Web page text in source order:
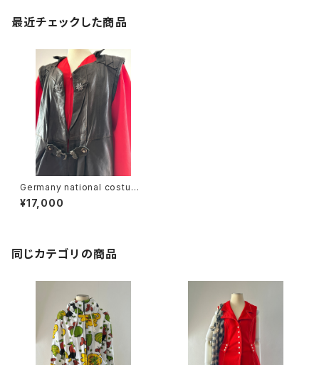
最近チェックした商品
Germany national costume
leather vest
¥17,000
同じカテゴリの商品